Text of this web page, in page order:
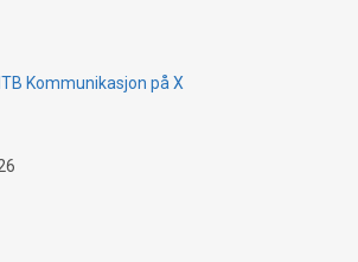
Kommunikasjon på X